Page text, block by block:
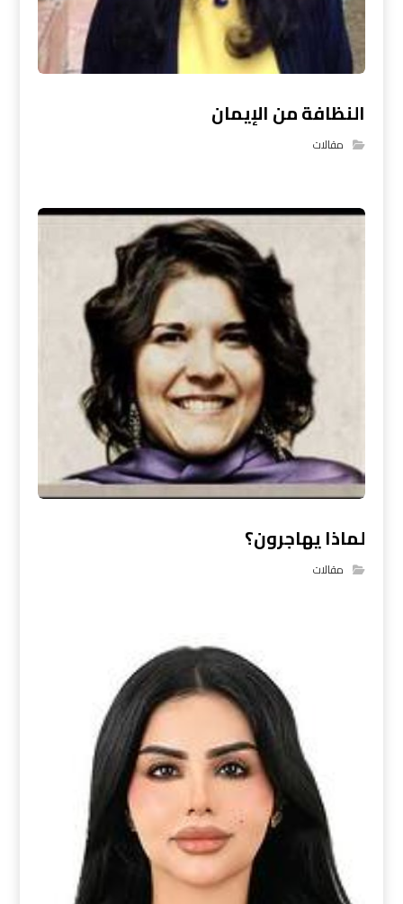
النظافة من الإيمان
مقالات
لماذا يهاجرون؟
مقالات